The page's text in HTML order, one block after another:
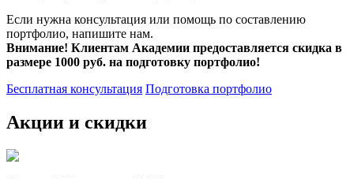
Если нужна консультация или помощь по составлению
портфолио, напишите нам.
Внимание! Клиентам Академии предоставляется скидка в
размере 1000 руб. на подготовку портфолио!
Бесплатная консультация Подготовка портфолио
Акции и скидки